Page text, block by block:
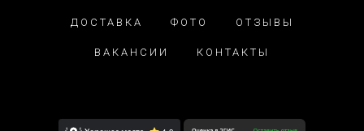
ДОСТАВКА ФОТО ОТЗЫВЫ
ВАКАНСИИ КОНТАКТЫ